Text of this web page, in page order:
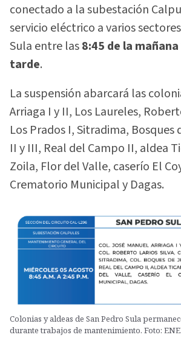
conectado a la subestación
servicio eléctrico a varios
Sula entre las8:45 de la
tarde.
La suspensión abarcará las
Arriaga I y II, Los Laureles,
Los Prados I, Sitradima, Bosques
II y III, Real del Campo II, aldea
Zoila, Flor del Valle, caserío El
Crematorio Municipal y Dagas.
Colonias y aldeas de San Pedro Sula
durante trabajos de mantenimiento. Foto: